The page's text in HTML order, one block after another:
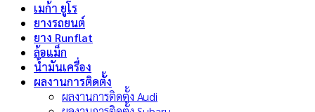
เมก้า ยูโร
ยางรถยนต์
ยาง Runflat
ล้อแม็ก
น้ำมันเครื่อง
ผลงานการติดตั้ง
ผลงานการติดตั้ง Audi